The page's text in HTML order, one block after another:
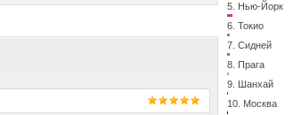
5. Нью-Йорк
6. Токио
7. Сидней
8. Прага
9. Шанхай
10. Москва